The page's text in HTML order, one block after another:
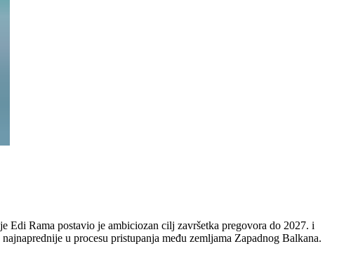
Edi Rama postavio je ambiciozan cilj završetka pregovora do 2027. i
u procesu pristupanja među zemljama Zapadnog Balkana.